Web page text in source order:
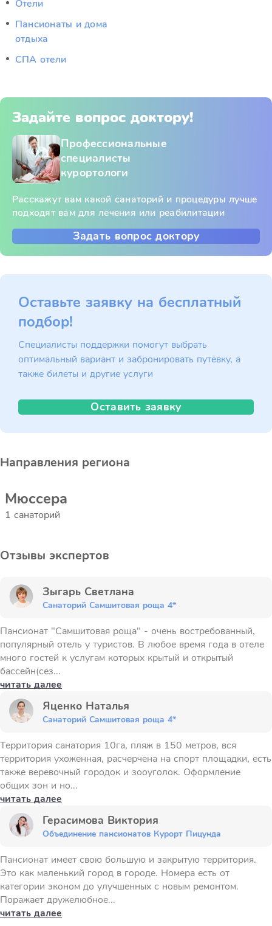
Отели
Пансионаты и дома
отдыха
СПА отели
Задайте вопрос доктору!
Профессиональные
специалисты
курортологи
Расскажут вам какой санаторий и процедуры лучше
подходят вам для лечения или реабилитации
Задать вопрос доктору
Оставьте заявку на бесплатный
подбор!
Специалисты поддержки помогут выбрать
оптимальный вариант и забронировать путёвку, а
также билеты и другие услуги
Оставить заявку
Направления региона
Мюссера
1 санаторий
Отзывы экспертов
Зыгарь Светлана
Санаторий Самшитовая роща 4*
Пансионат "Самшитовая роща" - очень востребованный,
популярный отель у туристов. В любое время года в отеле
много гостей к услугам которых крытый и открытый
бассейн(сез...
читать далее
Яценко Наталья
Санаторий Самшитовая роща 4*
Территория санатория 10га, пляж в 150 метров, вся
территория ухоженная, расчерчена на спорт площадки, есть
также веревочный городок и зооуголок. Оформление
общих зон и но...
читать далее
Герасимова Виктория
Объединение пансионатов Курорт Пицунда
Пансионат имеет свою большую и закрытую территория.
Это как маленький город в городе. Номера есть от
категории эконом до улучшенных с новым ремонтом.
Поражает дружелюбное...
читать далее